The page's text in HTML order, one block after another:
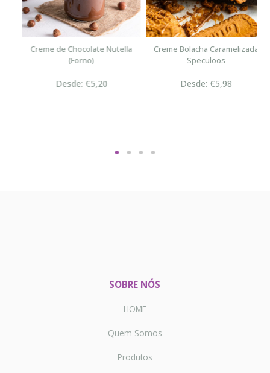
Creme de Chocolate Nutella
(Forno)
Desde: €5,20
Creme Bolacha Caramelizada
Speculoos
Desde: €5,98
SOBRE NÓS
HOME
Quem Somos
Produtos